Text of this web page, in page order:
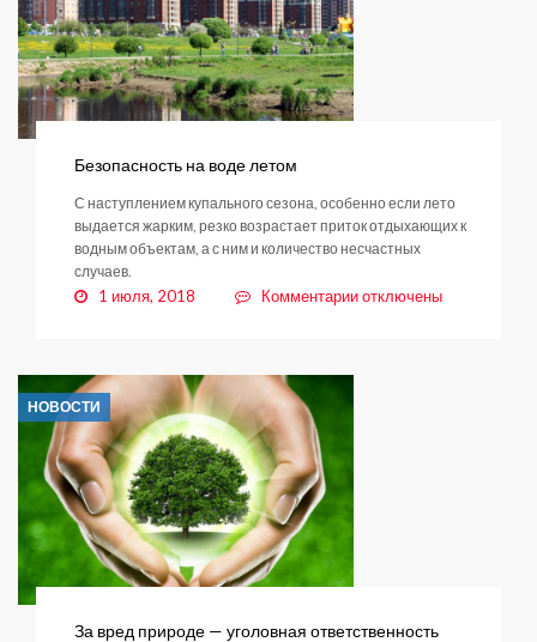
Безопасность на воде летом
С наступлением купального сезона, особенно если лето
выдается жарким, резко возрастает приток отдыхающих к
водным объектам, а с ним и количество несчастных
случаев.
1 июля, 2018 Комментариикотключены
НОВОСТИ
За вред природе — уголовная ответственность